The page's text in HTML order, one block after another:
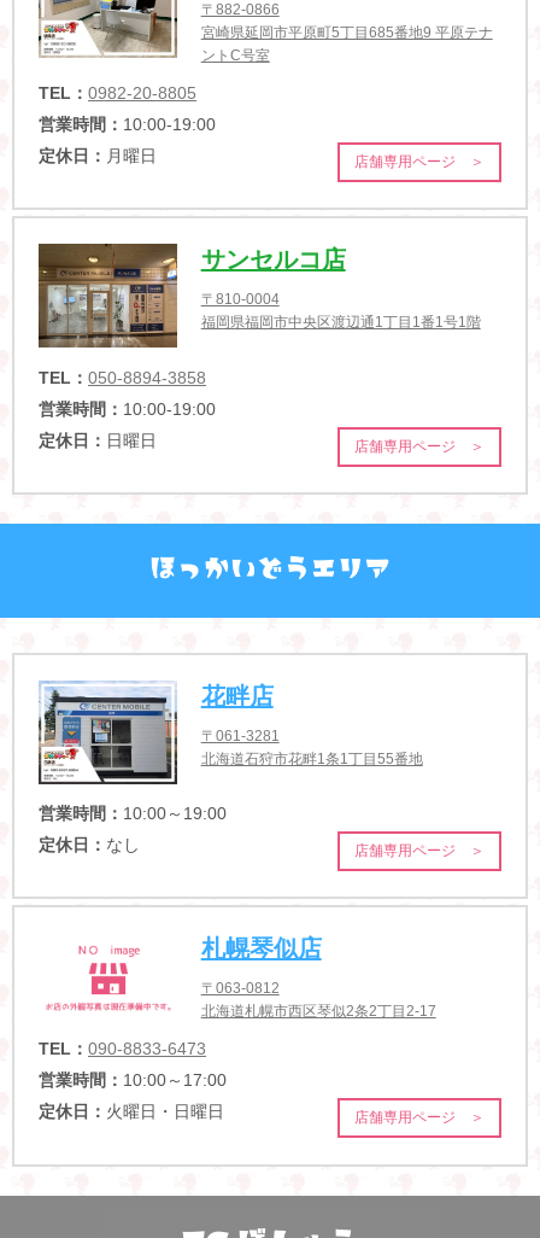
〒882-0866
宮崎県延岡市平原町5丁目685番地9 平原テナ
ントC号室
TEL： 0982-20-8805
営業時間： 10:00-19:00
定休日： 月曜日 店舗専用ページ ＞
サンセルコ店
〒810-0004
福岡県福岡市中央区渡辺通1丁目1番1号1階
TEL： 050-8894-3858
営業時間： 10:00-19:00
定休日： 日曜日 店舗専用ページ ＞
花畔店
〒061-3281
北海道石狩市花畔1条1丁目55番地
営業時間： 10:00～19:00
定休日： なし 店舗専用ページ ＞
札幌琴似店
〒063-0812
北海道札幌市西区琴似2条2丁目2-17
TEL： 090-8833-6473
営業時間： 10:00～17:00
定休日： 火曜日・日曜日 店舗専用ページ ＞